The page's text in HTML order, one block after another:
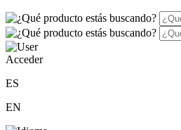
Acceder
ES
EN